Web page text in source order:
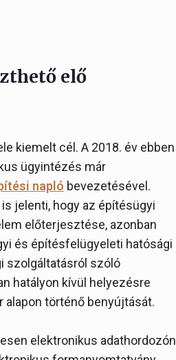
elő
kiemelt cél. A 2018. év ebben
ügyintézés már
napló bevezetésével.
jelenti, hogy az építésügyi
előterjesztése, azonban
és építésfelügyeleti hatósági
szolgáltatásról szóló
hatályon kívül helyezésre
alapon történő benyújtását.
elektronikus adathordozón